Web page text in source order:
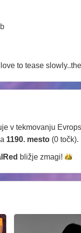
to tease
v tekmovanju
1190. mesto (0 točk).
bližje zmagi!